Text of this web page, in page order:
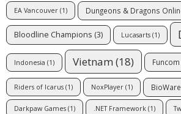
EA Vancouver (1) Dungeons & Dragons
Bloodline Champions (3) Lucasarts (1)
Indonesia (1) Vietnam (18) Funcom
Riders of Icarus (1) NoxPlayer (1) BioWare
Darkpaw Games (1) .NET Framework (1)